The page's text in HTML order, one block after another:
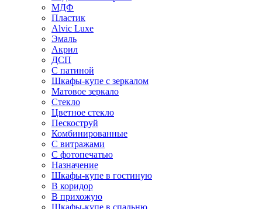
МДФ
Пластик
Alvic Luxe
Эмаль
Акрил
ДСП
С патиной
Шкафы-купе с зеркалом
Матовое зеркало
Стекло
Цветное стекло
Пескоструй
Комбинированные
С витражами
С фотопечатью
Назначение
Шкафы-купе в гостиную
В коридор
В прихожую
Шкафы-купе в спальню